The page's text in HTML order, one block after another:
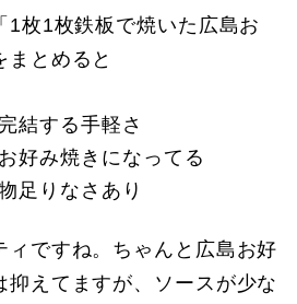
1枚1枚鉄板で焼いた広島お
まとめると
結する手軽さ
好み焼きになってる
足りなさあり
ィですね。ちゃんと広島お好
抑えてますが、ソースが少な